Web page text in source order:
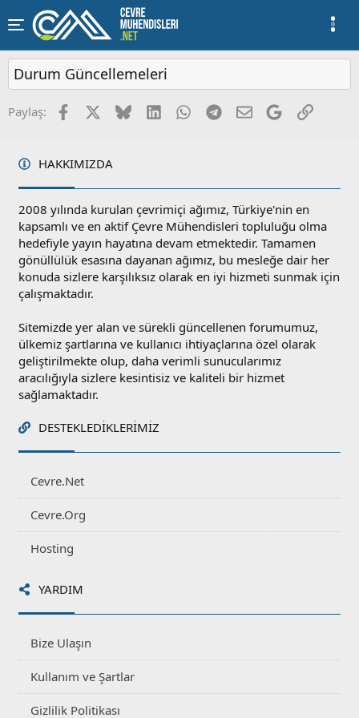
Durum Güncellemeleri
Paylaş: Facebook BlueskyLinkedInWhatsApp
Telegram
E-postaGoogleLink
HAKKIMIZDA
2008 yılında kurulan çevrimiçi ağımız, Türkiye'nin en
kapsamlı ve en aktif Çevre Mühendisleri topluluğu olma
hedefiyle yayın hayatına devam etmektedir. Tamamen
gönüllülük esasına dayanan ağımız, bu mesleğe dair her
konuda sizlere karşılıksız olarak en iyi hizmeti sunmak için
çalışmaktadır.
Sitemizde yer alan ve sürekli güncellenen forumumuz,
ülkemiz şartlarına ve kullanıcı ihtiyaçlarına özel olarak
geliştirilmekte olup, daha verimli sunucularımız
aracılığıyla sizlere kesintisiz ve kaliteli bir hizmet
sağlamaktadır.
DESTEKLEDIKLERIMIZ
Cevre.Net
Cevre.Org
Hosting
YARDIM
Bize Ulaşın
Kullanım ve Şartlar
Gizlilik Politikası